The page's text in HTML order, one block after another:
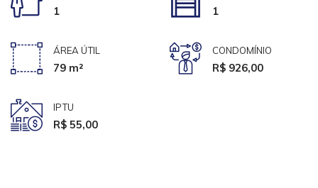
1 1
ÁREA ÚTIL
79 m²
CONDOMÍNIO
R$ 926,00
IPTU
R$ 55,00